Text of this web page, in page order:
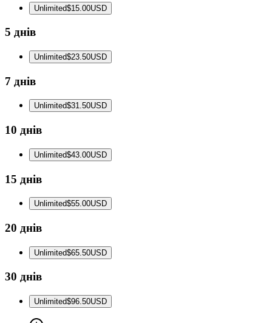
Unlimited$15.00USD
5 днів
Unlimited$23.50USD
7 днів
Unlimited$31.50USD
10 днів
Unlimited$43.00USD
15 днів
Unlimited$55.00USD
20 днів
Unlimited$65.50USD
30 днів
Unlimited$96.50USD